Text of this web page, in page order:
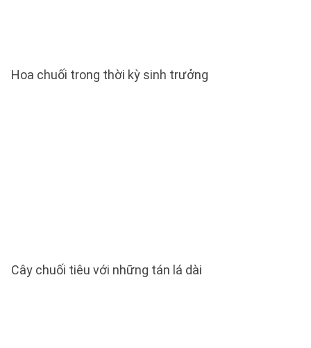
Hoa chuối trong thời kỳ sinh trưởng
Cây chuối tiêu với những tán lá dài